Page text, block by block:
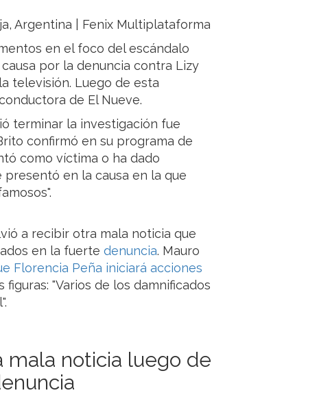
Argentina | Fenix Multiplataforma
en el foco del escándalo
por la denuncia contra Lizy
televisión. Luego de esta
de El Nueve.
terminar la investigación fue
confirmó en su programa de
como víctima o ha dado
en la causa en la que
a recibir otra mala noticia que
en la fuerte denuncia. Mauro
Florencia Peña iniciará acciones
"Varios de los damnificados
mala noticia luego de